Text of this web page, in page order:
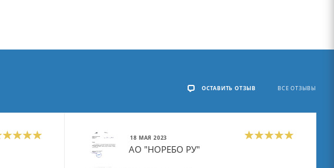
ВСЕ ОТЗЫВЫ
ОСТАВИТЬ ОТЗЫВ
18 МАЯ 2023
АО "НОРЕБО РУ"